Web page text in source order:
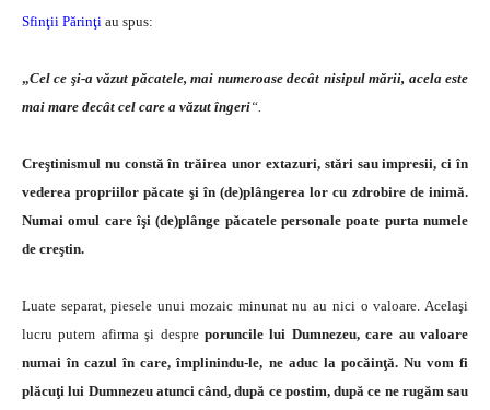
Sfinţii Părinţi au spus:
„Cel ce şi-a văzut păcatele, mai numeroase decât nisipul mării, acela este
mai ma­re decât cel care a văzut îngeri“.
Creştinismul nu constă în trăirea unor extazuri, stări sau impresii, ci în
vederea propriilor păcate şi în (de)plângerea lor cu zdrobire de inimă.
Numai omul care îşi (de)plânge păcatele personale poate purta numele
de creştin.
Luate separat, piesele unui mozaic minunat nu au nici o valoare. Acelaşi
lucru putem afirma şi despre po­runcile lui Dumnezeu, care au valoare
numai în cazul în care, împlinindu-le, ne aduc la pocăinţă. Nu vom fi
plăcuţi lui Dumnezeu atunci când, după ce postim, du­pă ce ne rugăm sau